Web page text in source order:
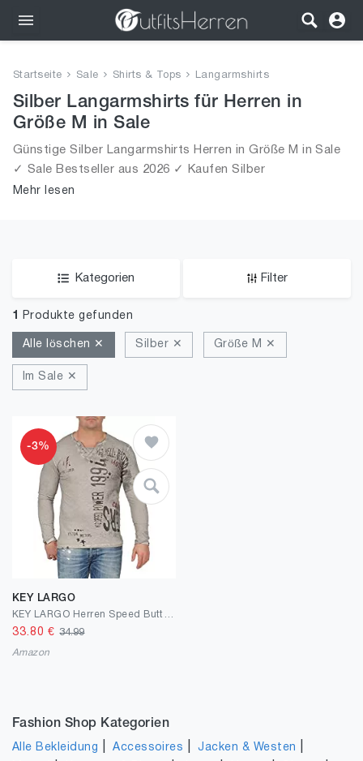
Bekleidung
Schuhe
Startseite Sale Shirts & Tops Langarmshirts
Silber Langarmshirts für Herren in
Größe M in Sale
Günstige Silber Langarmshirts Herren in Größe M in Sale
✓ Sale Bestseller aus 2026 ✓ Kaufen Silber
Langarmshirts für Männer in Größe M in Sale!
Mehr lesen
Kategorien Filter
1 Produkte gefunden
Alle löschen ✕ Silber ✕ Größe M ✕
Im Sale ✕
-3%
KEY LARGO
33.80 €34.99
Amazon
Fashion Shop Kategorien
Alle Bekleidung |Accessoires |Jacken & Westen